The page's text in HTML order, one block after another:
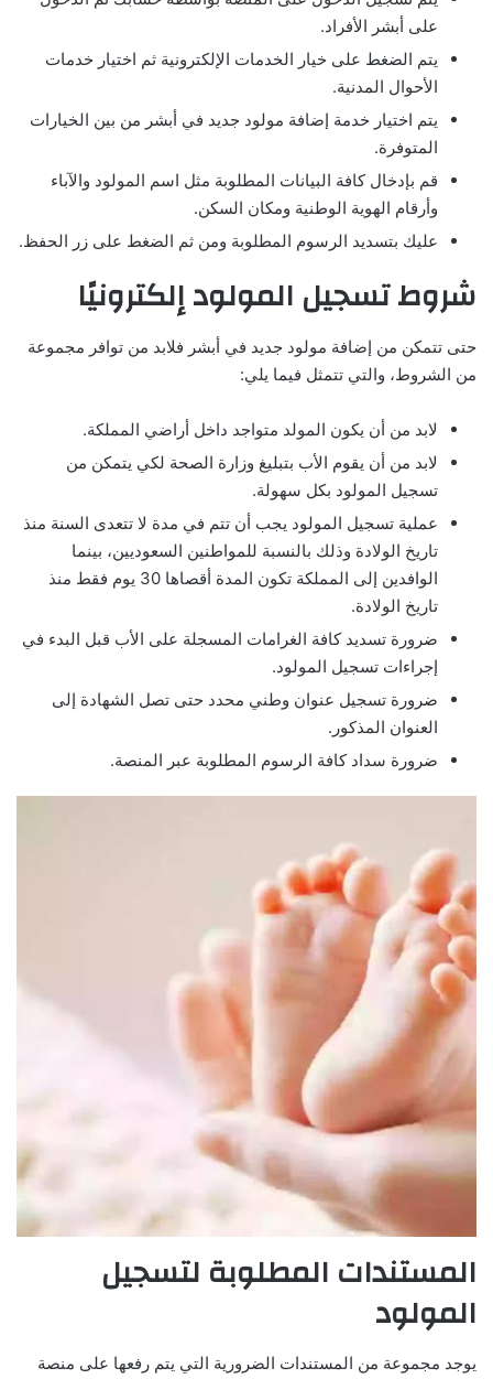
على أبشر الأفراد.
يتم الضغط على خيار الخدمات الإلكترونية ثم اختيار خدمات
الأحوال المدنية.
يتم اختيار خدمة إضافة مولود جديد في أبشر من بين الخيارات
المتوفرة.
قم بإدخال كافة البيانات المطلوبة مثل اسم المولود والآباء
وأرقام الهوية الوطنية ومكان السكن.
عليك بتسديد الرسوم المطلوبة ومن ثم الضغط على زر الحفظ.
شروط تسجيل المولود إلكترونيًا
حتى تتمكن من إضافة مولود جديد في أبشر فلابد من توافر مجموعة
من الشروط، والتي تتمثل فيما يلي:
لابد من أن يكون المولد متواجد داخل أراضي المملكة.
لابد من أن يقوم الأب بتبليغ وزارة الصحة لكي يتمكن من
تسجيل المولود بكل سهولة.
عملية تسجيل المولود يجب أن تتم في مدة لا تتعدى السنة منذ
تاريخ الولادة وذلك بالنسبة للمواطنين السعوديين، بينما
الوافدين إلى المملكة تكون المدة أقصاها 30 يوم فقط منذ
تاريخ الولادة.
ضرورة تسديد كافة الغرامات المسجلة على الأب قبل البدء في
إجراءات تسجيل المولود.
ضرورة تسجيل عنوان وطني محدد حتى تصل الشهادة إلى
العنوان المذكور.
ضرورة سداد كافة الرسوم المطلوبة عبر المنصة.
المستندات المطلوبة لتسجيل
المولود
يوجد مجموعة من المستندات الضرورية التي يتم رفعها على منصة